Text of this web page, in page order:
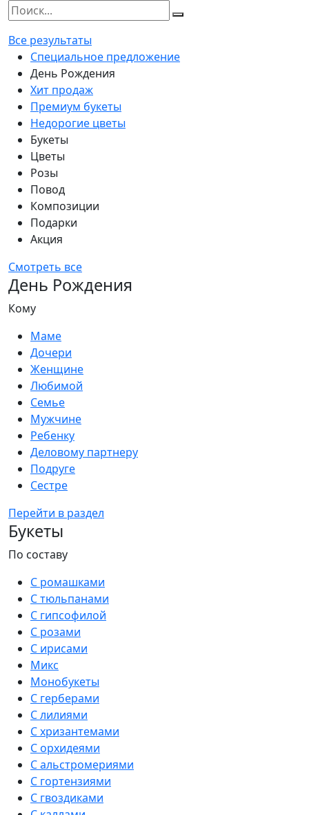
Все результаты
Специальное предложение
День Рождения
Хит продаж
Премиум букеты
Недорогие цветы
Букеты
Цветы
Розы
Повод
Композиции
Подарки
Акция
Смотреть все
День Рождения
Кому
Маме
Дочери
Женщине
Любимой
Семье
Мужчине
Ребенку
Деловому партнеру
Подруге
Сестре
Перейти в раздел
Букеты
По составу
С ромашками
С тюльпанами
С гипсофилой
С розами
С ирисами
Микс
Монобукеты
С герберами
С лилиями
С хризантемами
С орхидеями
С альстромериями
С гортензиями
С гвоздиками